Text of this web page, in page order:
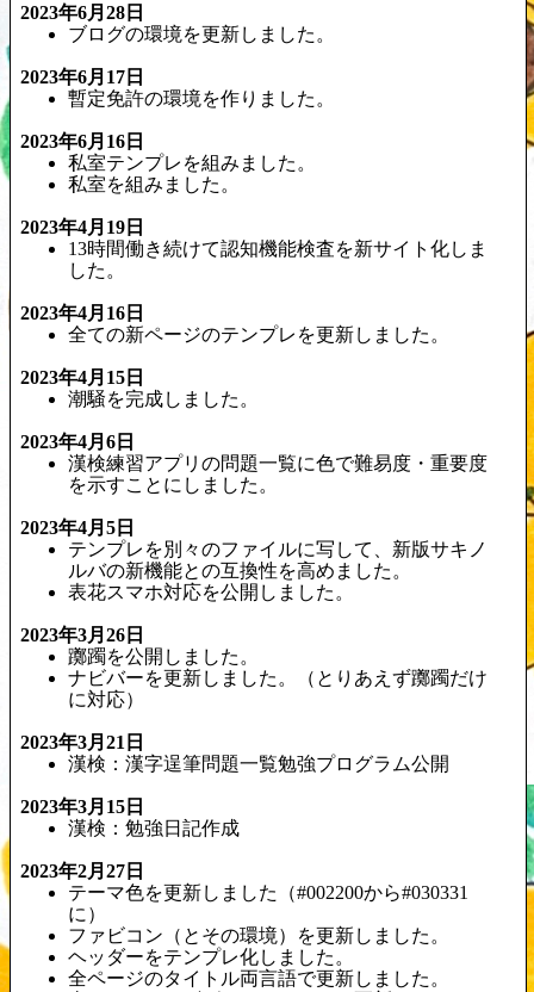
2023年6月28日
ブログの環境を更新しました。
2023年6月17日
暫定免許の環境を作りました。
2023年6月16日
私室テンプレを組みました。
私室を組みました。
2023年4月19日
13時間働き続けて認知機能検査を新サイト化しま
した。
2023年4月16日
全ての新ページのテンプレを更新しました。
2023年4月15日
潮騒を完成しました。
2023年4月6日
漢検練習アプリの問題一覧に色で難易度・重要度
を示すことにしました。
2023年4月5日
テンプレを別々のファイルに写して、新版サキノ
ルバの新機能との互換性を高めました。
表花スマホ対応を公開しました。
2023年3月26日
躑躅を公開しました。
ナビバーを更新しました。（とりあえず躑躅だけ
に対応）
2023年3月21日
漢検：漢字逞筆問題一覧勉強プログラム公開
2023年3月15日
漢検：勉強日記作成
2023年2月27日
テーマ色を更新しました（#002200から#030331
に）
ファビコン（とその環境）を更新しました。
ヘッダーをテンプレ化しました。
全ページのタイトル両言語で更新しました。